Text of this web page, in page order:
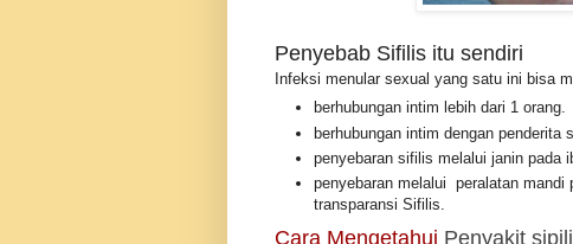
Penyebab Sifilis itu sendiri
Infeksi menular sexual yang satu ini bisa
berhubungan intim lebih dari 1 orang.
berhubungan intim dengan penderita
penyebaran sifilis melalui janin pada
penyebaran melalui peralatan mandi
transparansi Sifilis.
Cara Mengetahui Penyakit